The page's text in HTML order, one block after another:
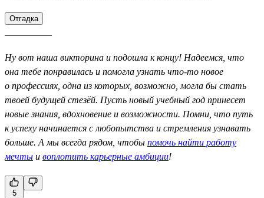
Отгадка
Ну вот наша викторина и подошла к концу! Надеемся, что
она тебе понравилась и помогла узнать что-то новое
о профессиях, одна из которых, возможно, могла бы стать
твоей будущей стезёй. Пусть новый учебный год принесет
новые знания, вдохновение и возможности. Помни, что путь
к успеху начинается с любопытства и стремления узнавать
больше. А мы всегда рядом, чтобы помочь найти работу
мечты и воплотить карьерные амбиции!
5